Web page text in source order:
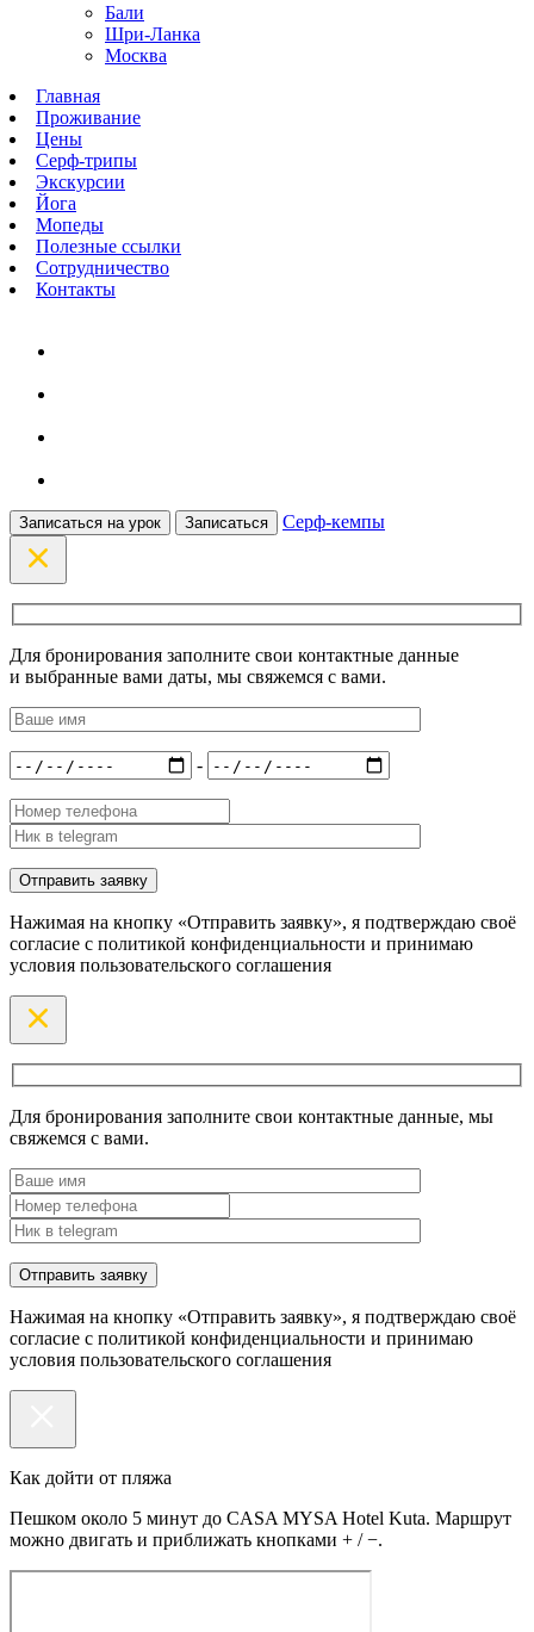
Бали
Шри-Ланка
Москва
Главная
Проживание
Цены
Серф-трипы
Экскурсии
Йога
Мопеды
Полезные ссылки
Сотрудничество
Контакты
Записаться на урок Записаться Серф-кемпы
Для бронирования заполните свои контактные данные
и выбранные вами даты, мы свяжемся с вами.
-
Нажимая на кнопку «Отправить заявку», я подтверждаю своё
согласие с политикой конфиденциальности и принимаю
условия пользовательского соглашения
Для бронирования заполните свои контактные данные, мы
свяжемся с вами.
Нажимая на кнопку «Отправить заявку», я подтверждаю своё
согласие с политикой конфиденциальности и принимаю
условия пользовательского соглашения
Как дойти от пляжа
Пешком около 5 минут до CASA MYSA Hotel Kuta. Маршрут
можно двигать и приближать кнопками + / −.